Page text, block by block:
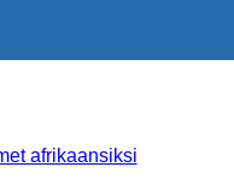
afrikaansiksi